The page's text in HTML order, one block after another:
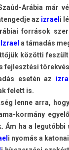
Arábia már
az iz­rael i
források
Iz­rael a támadás
közötti
fej­lesztési
esetén az
felett is.
lenne arra,
kormány
Ám ha a
i nyomás a